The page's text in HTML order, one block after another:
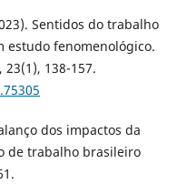
Sentidos do trabalho
estudo fenomenológico.
23(1), 138-157.
dos impactos da
de trabalho brasileiro